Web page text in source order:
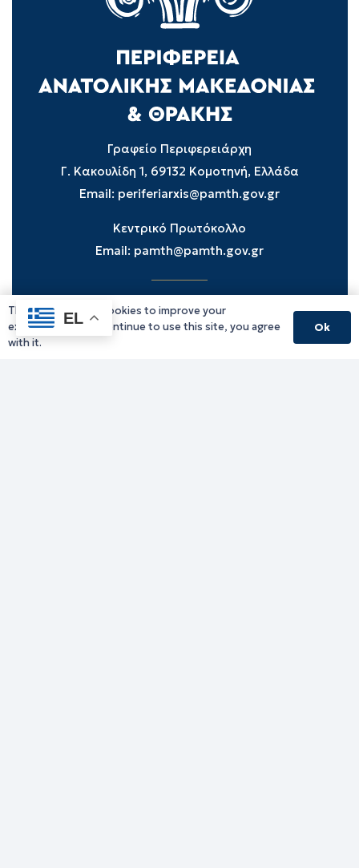
Γραφείο Περιφερειάρχη
Γ. Κακουλίδη 1, 69132 Κομοτηνή, Ελλάδα
Email: periferiarxis@pamth.gov.gr
Κεντρικό Πρωτόκολλο
Email: pamth@pamth.gov.gr
Υπηρεσίες Δράμας
Υπηρεσίες Καβάλας
EL
This website uses cookies to improve your
experience. If you continue to use this site, you agree
with it.
Ok